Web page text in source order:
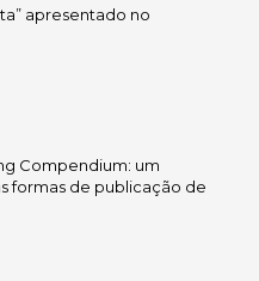
apresentado no
Compendium: um
formas de publicação de